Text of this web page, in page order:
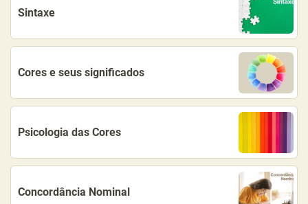
Sintaxe
Cores e seus significados
Psicologia das Cores
Concordância Nominal